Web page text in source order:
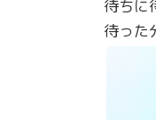
待ちに
待った